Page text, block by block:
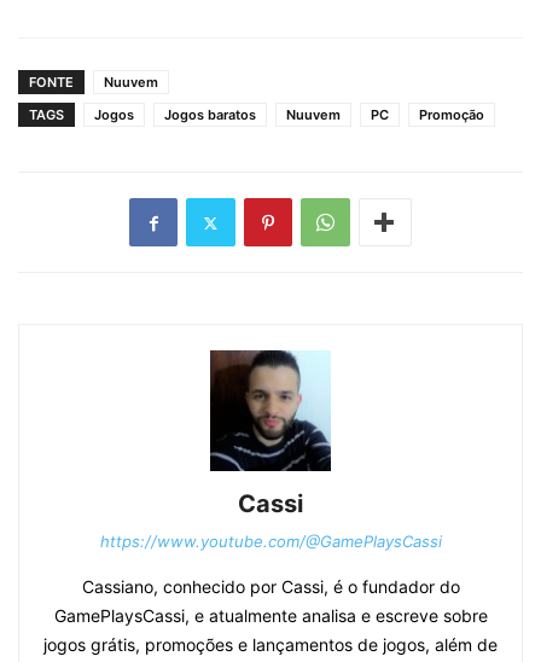
FONTE
Nuuvem
TAGS
Jogos Jogos baratos Nuuvem PC Promoção
Cassi
https://www.youtube.com/@GamePlaysCassi
Cassiano, conhecido por Cassi, é o fundador do
GamePlaysCassi, e atualmente analisa e escreve sobre
jogos grátis, promoções e lançamentos de jogos, além de